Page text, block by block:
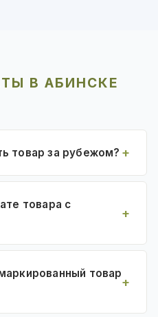
В АБИНСКЕ
товар за рубежом?
товара с
товар